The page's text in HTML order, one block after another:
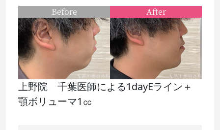
上野院 千葉医師による1dayEライン＋
顎ボリューマ1㏄
Before After